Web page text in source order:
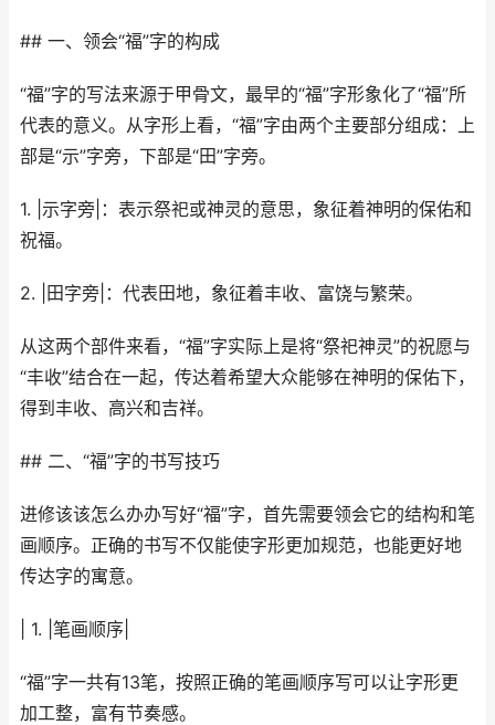
## 一、领会“福”字的构成
“福”字的写法来源于甲骨文，最早的“福”字形象化了“福”所
代表的意义。从字形上看，“福”字由两个主要部分组成：上
部是“示”字旁，下部是“田”字旁。
1. |示字旁|：表示祭祀或神灵的意思，象征着神明的保佑和
祝福。
2. |田字旁|：代表田地，象征着丰收、富饶与繁荣。
从这两个部件来看，“福”字实际上是将“祭祀神灵”的祝愿与
“丰收”结合在一起，传达着希望大众能够在神明的保佑下，
得到丰收、高兴和吉祥。
## 二、“福”字的书写技巧
进修该该怎么办办写好“福”字，首先需要领会它的结构和笔
画顺序。正确的书写不仅能使字形更加规范，也能更好地
传达字的寓意。
| 1. |笔画顺序|
“福”字一共有13笔，按照正确的笔画顺序写可以让字形更
加工整，富有节奏感。